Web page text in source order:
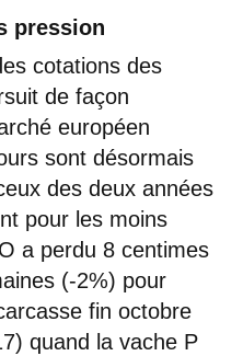
pression
cotations des
de façon
européen
sont désormais
des deux années
pour les moins
a perdu 8 centimes
(-2%) pour
fin octobre
quand la vache P